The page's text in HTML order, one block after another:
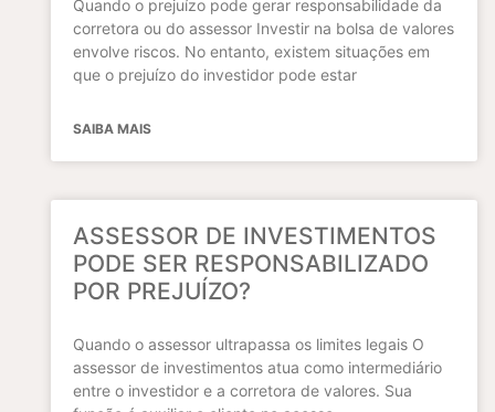
Quando o prejuízo pode gerar responsabilidade da
corretora ou do assessor Investir na bolsa de valores
envolve riscos. No entanto, existem situações em
que o prejuízo do investidor pode estar
SAIBA MAIS
ASSESSOR DE INVESTIMENTOS
PODE SER RESPONSABILIZADO
POR PREJUÍZO?
Quando o assessor ultrapassa os limites legais O
assessor de investimentos atua como intermediário
entre o investidor e a corretora de valores. Sua